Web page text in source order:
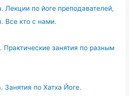
Лекции по йоге преподавателей,
Все кто с нами.
Практические занятия по разным
Занятия по Хатха Йоге.